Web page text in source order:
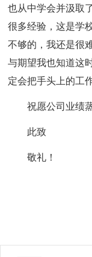
也从中学会并汲取
很多经验，这是学
不够的，我还是很
与期望我也知道这
定会把手头上的工
祝愿公司业绩
此致
敬礼！